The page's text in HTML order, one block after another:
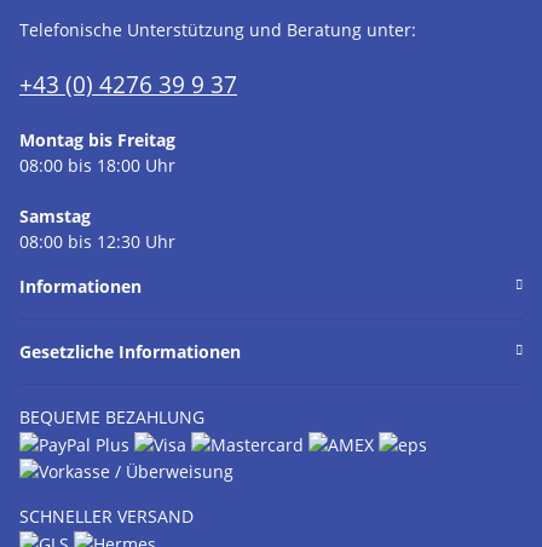
Telefonische Unterstützung und Beratung unter:
+43 (0) 4276 39 9 37
Montag bis Freitag
08:00 bis 18:00 Uhr
Samstag
08:00 bis 12:30 Uhr
Informationen
Gesetzliche Informationen
BEQUEME BEZAHLUNG
SCHNELLER VERSAND